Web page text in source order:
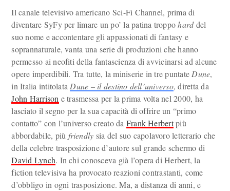
Il canale televisivo americano Sci-Fi Channel, prima di
diventare SyFy per limare un po’ la patina troppoharddel
suo nome e accontentare gli appassionati di fantasy e
soprannaturale, vanta una serie di produzioni che hanno
permesso ai neofiti della fantascienza di avvicinarsi ad alcune
opere imperdibili. Tra tutte, la miniserie in tre puntate Dune,
in Italia intitolata Dune – il destino dell’universo, diretta da
John Harrison e trasmessa per la prima volta nel 2000, ha
lasciato il segno per la sua capacità di offrire un “primo
contatto” con l’universo creato da Frank Herbertpiù
abbordabile, più friendly sia del suo capolavoro letterario che
della celebre trasposizione d’autore sul grande schermo di
David Lynch. In chi conosceva già l’opera di Herbert, la
fiction televisiva ha provocato reazioni contrastanti, come
d’obbligo in ogni trasposizione. Ma, a distanza di anni, e